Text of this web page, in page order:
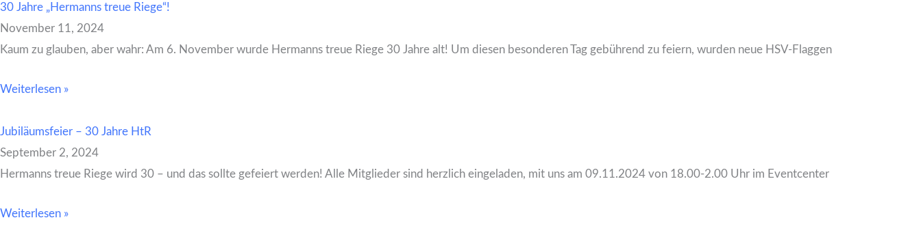
30 Jahre „Hermanns treue Riege“!
November 11, 2024
Kaum zu glauben, aber wahr: Am 6. November wurde Hermanns treue Riege 30 Jahre alt! Um diesen besonderen Tag gebührend zu feiern, wurden neue HSV-Flaggen
Weiterlesen »
Jubiläumsfeier – 30 Jahre HtR
September 2, 2024
Hermanns treue Riege wird 30 – und das sollte gefeiert werden! Alle Mitglieder sind herzlich eingeladen, mit uns am 09.11.2024 von 18.00-2.00 Uhr im Eventcenter
Weiterlesen »